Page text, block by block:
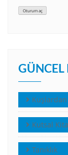
Oturum aç
Kutsal
Tanıklık